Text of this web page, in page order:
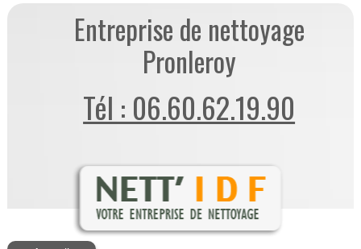
Entreprise de nettoyage
Pronleroy
Tél : 06.60.62.19.90